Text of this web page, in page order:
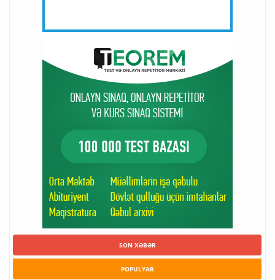
SON XƏBƏR
POPULYAR